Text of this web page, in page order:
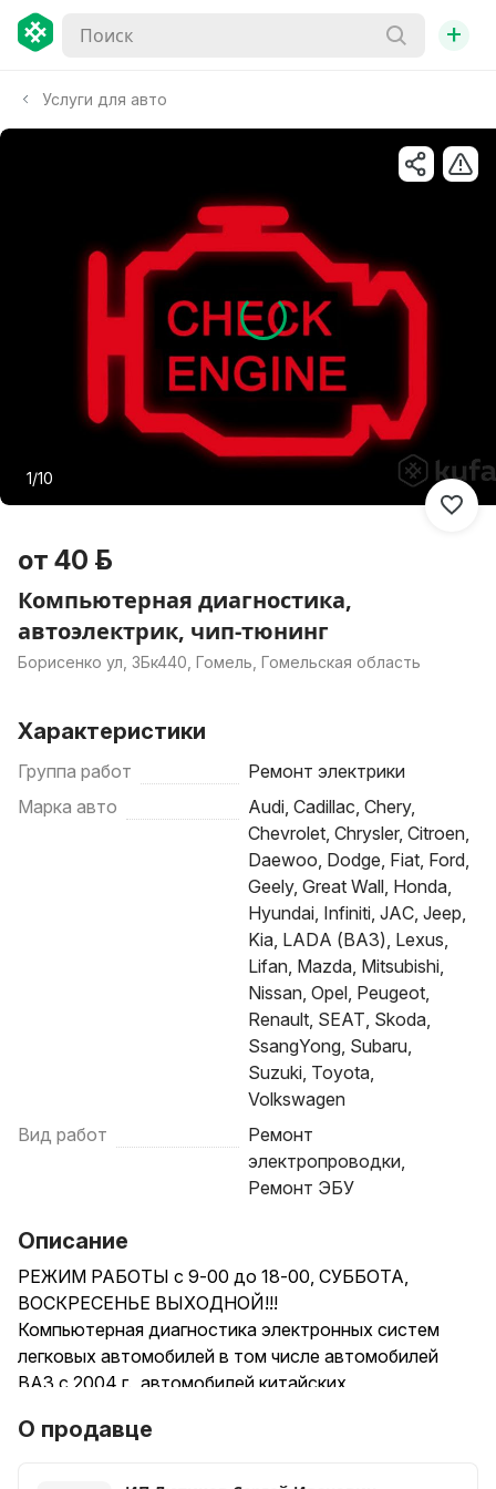
+
Услуги для авто
1/10
от 40 р.
Компьютерная диагностика,
автоэлектрик, чип-тюнинг
Борисенко ул, 3Бк440, Гомель, Гомельская область
Характеристики
Группа работ
Ремонт электрики
Марка авто
Audi, Cadillac, Chery,
Chevrolet, Chrysler, Citroen,
Daewoo, Dodge, Fiat, Ford,
Geely, Great Wall, Honda,
Hyundai, Infiniti, JAC, Jeep,
Kia, LADA (ВАЗ), Lexus,
Lifan, Mazda, Mitsubishi,
Nissan, Opel, Peugeot,
Renault, SEAT, Skoda,
SsangYong, Subaru,
Suzuki, Toyota,
Volkswagen
Вид работ
Ремонт
электропроводки,
Ремонт ЭБУ
Описание
РЕЖИМ РАБОТЫ с 9-00 до 18-00, СУББОТА,
ВОСКРЕСЕНЬЕ ВЫХОДНОЙ!!!
Компьютерная диагностика электронных систем
легковых автомобилей в том числе автомобилей
ВАЗ с 2004 г., автомобилей китайских
LADA VESTA,VESTA NG,GRANTA FL,NIVA, LARGUS-
О продавце